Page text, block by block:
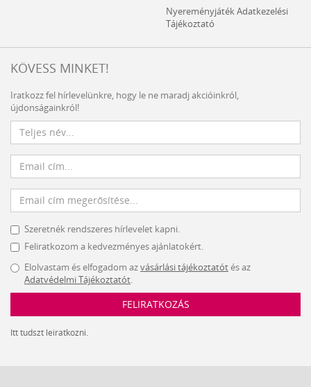
Nyereményjáték Adatkezelési
Tájékoztató
KÖVESS MINKET!
Iratkozz fel hírlevelünkre, hogy le ne maradj akcióinkról,
újdonságainkról!
Szeretnék rendszeres hírlevelet kapni.
Feliratkozom a kedvezményes ajánlatokért.
Elolvastam és elfogadom azvásárlási tájékoztatótés az
Adatvédelmi Tájékoztatót.
FELIRATKOZÁS
Itt tudszt leiratkozni.